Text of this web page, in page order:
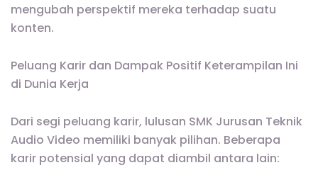
mengubah perspektif mereka terhadap suatu
konten.
Peluang Karir dan Dampak Positif Keterampilan Ini
di Dunia Kerja
Dari segi peluang karir, lulusan SMK Jurusan Teknik
Audio Video memiliki banyak pilihan. Beberapa
karir potensial yang dapat diambil antara lain: